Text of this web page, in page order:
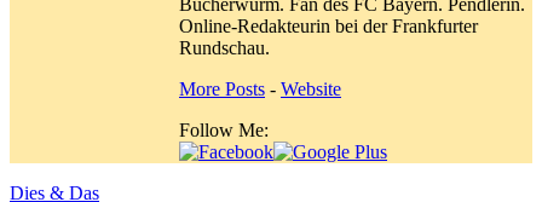
Bücherwurm. Fan des FC Bayern. Pendlerin.
Online-Redakteurin bei der Frankfurter
Rundschau.
More Posts - Website
Follow Me:
Dies & Das